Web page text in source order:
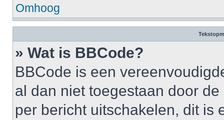
Omhoog
» Wat is BBCode?
BBCode is een
al dan niet toegestaan door
per bericht uitschakelen, dit is